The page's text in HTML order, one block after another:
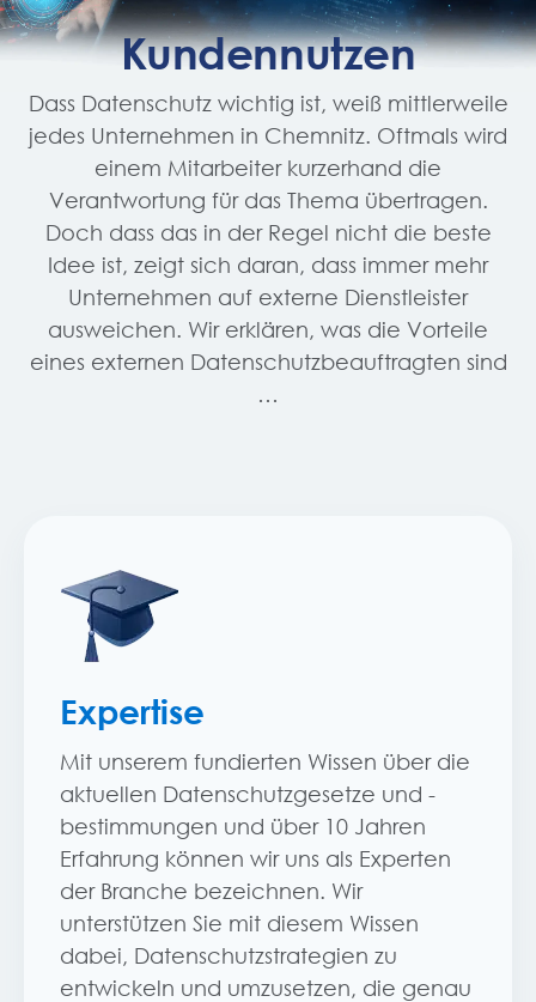
Kundennutzen
Dass Datenschutz wichtig ist, weiß mittlerweile
jedes Unternehmen in Chemnitz. Oftmals wird
einem Mitarbeiter kurzerhand die
Verantwortung für das Thema übertragen.
Doch dass das in der Regel nicht die beste
Idee ist, zeigt sich daran, dass immer mehr
Unternehmen auf externe Dienstleister
ausweichen. Wir erklären, was die Vorteile
eines externen Datenschutzbeauftragten sind
…
Expertise
Mit unserem fundierten Wissen über die
aktuellen Datenschutzgesetze und -
bestimmungen und über 10 Jahren
Erfahrung können wir uns als Experten
der Branche bezeichnen. Wir
unterstützen Sie mit diesem Wissen
dabei, Datenschutzstrategien zu
entwickeln und umzusetzen, die genau